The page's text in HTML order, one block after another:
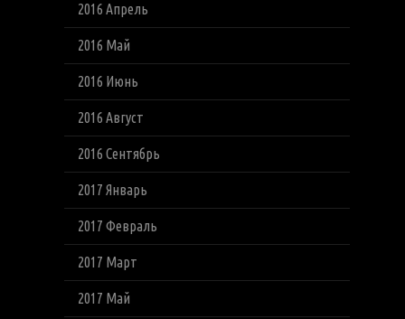
2016 Апрель
2016 Май
2016 Июнь
2016 Август
2016 Сентябрь
2017 Январь
2017 Февраль
2017 Март
2017 Май